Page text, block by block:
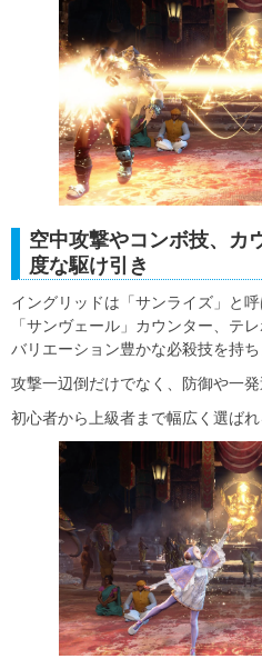
空中攻撃やコンボ技、カ
度な駆け引き
イングリッドは「サンライズ」と
「サンヴェール」カウンター、テ
バリエーション豊かな必殺技を持ち
攻撃一辺倒だけでなく、防御や一発
初心者から上級者まで幅広く選ば